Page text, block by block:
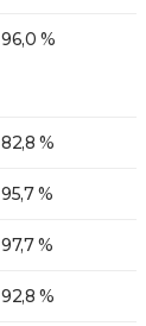
96,0 %
82,8 %
95,7 %
97,7 %
92,8 %